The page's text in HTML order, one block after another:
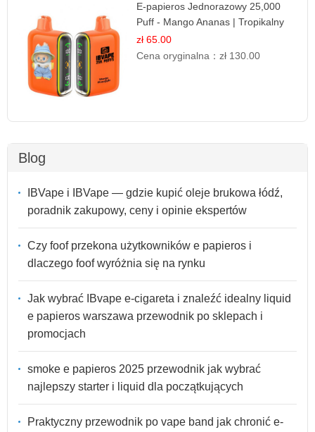
E-papieros Jednorazowy 25,000
Puff - Mango Ananas | Tropikalny
Smak
zł 65.00
Cena oryginalna：zł 130.00
Blog
IBVape i IBVape — gdzie kupić oleje brukowa łódź,
poradnik zakupowy, ceny i opinie ekspertów
Czy foof przekona użytkowników e papieros i
dlaczego foof wyróżnia się na rynku
Jak wybrać IBvape e-cigareta i znaleźć idealny liquid
e papieros warszawa przewodnik po sklepach i
promocjach
smoke e papieros 2025 przewodnik jak wybrać
najlepszy starter i liquid dla początkujących
Praktyczny przewodnik po vape band jak chronić e-